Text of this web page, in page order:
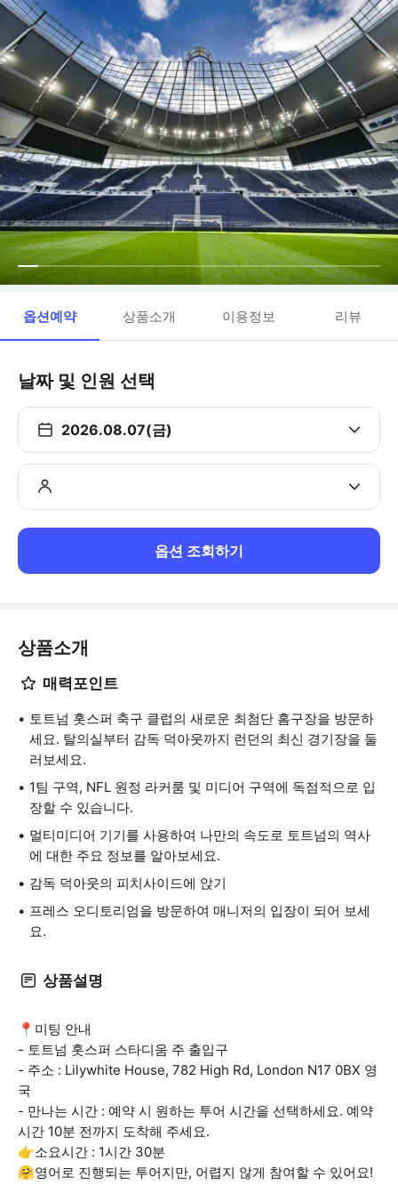
옵션예약 상품소개 이용정보 리뷰
날짜 및 인원 선택
2026.08.07(금)
옵션 조회하기
상품소개
매력포인트
토트넘 홋스퍼 축구 클럽의 새로운 최첨단 홈구장을 방문하
세요. 탈의실부터 감독 덕아웃까지 런던의 최신 경기장을 둘
러보세요.
1팀 구역, NFL 원정 라커룸 및 미디어 구역에 독점적으로 입
장할 수 있습니다.
멀티미디어 기기를 사용하여 나만의 속도로 토트넘의 역사
에 대한 주요 정보를 알아보세요.
감독 덕아웃의 피치사이드에 앉기
프레스 오디토리엄을 방문하여 매니저의 입장이 되어 보세
요.
상품설명
📍미팅 안내
- 토트넘 홋스퍼 스타디움 주 출입구
- 주소 : Lilywhite House, 782 High Rd, London N17 0BX 영
국
- 만나는 시간 : 예약 시 원하는 투어 시간을 선택하세요. 예약
시간 10분 전까지 도착해 주세요.
👉소요시간 : 1시간 30분
🤗영어로 진행되는 투어지만, 어렵지 않게 참여할 수 있어요!